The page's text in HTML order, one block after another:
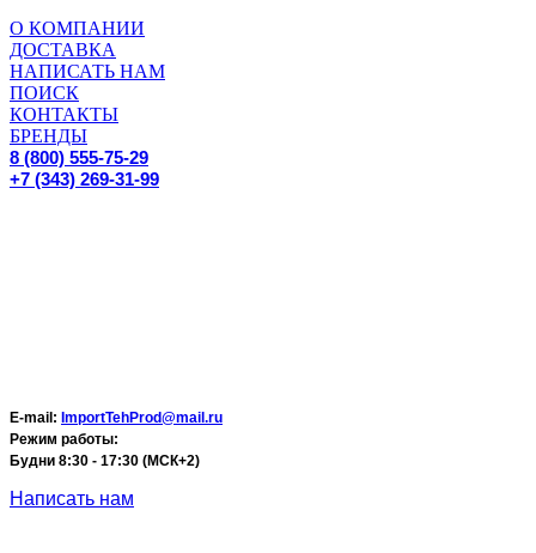
О КОМПАНИИ
ДОСТАВКА
НАПИСАТЬ НАМ
ПОИСК
КОНТАКТЫ
БРЕНДЫ
8 (800) 555-75-29
+7 (343) 269-31-99
E-mail: ImportTehProd@mail.ru
Режим работы:
Будни 8:30 - 17:30 (МСК+2)
Написать нам